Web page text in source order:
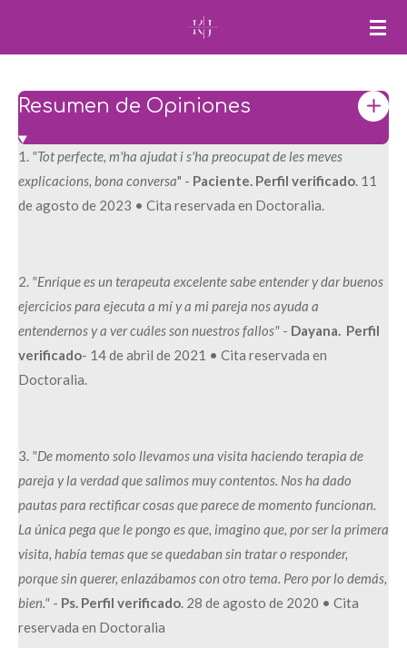
principal
Resumen de Opiniones
1. "Tot perfecte, m'ha ajudat i s'ha preocupat de les meves
explicacions, bona conversa" - Paciente. Perfil verificado. 11
de agosto de 2023 • Cita reservada en Doctoralia.
2. "Enrique es un terapeuta excelente sabe entender y dar buenos
ejercicios para ejecuta a mí y a mi pareja nos ayuda a
entendernos y a ver cuáles son nuestros fallos" - Dayana. Perfil
verificado- 14 de abril de 2021 • Cita reservada en
Doctoralia.
3. "De momento solo llevamos una visita haciendo terapia de
pareja y la verdad que salimos muy contentos. Nos ha dado
pautas para rectificar cosas que parece de momento funcionan.
La única pega que le pongo es que, imagino que, por ser la primera
visita, había temas que se quedaban sin tratar o responder,
porque sin querer, enlazábamos con otro tema. Pero por lo demás,
bien." - Ps. Perfil verificado. 28 de agosto de 2020 • Cita
reservada en Doctoralia